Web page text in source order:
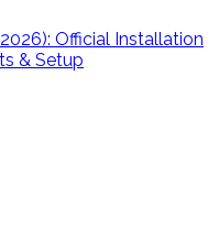
Official Installation
& Setup